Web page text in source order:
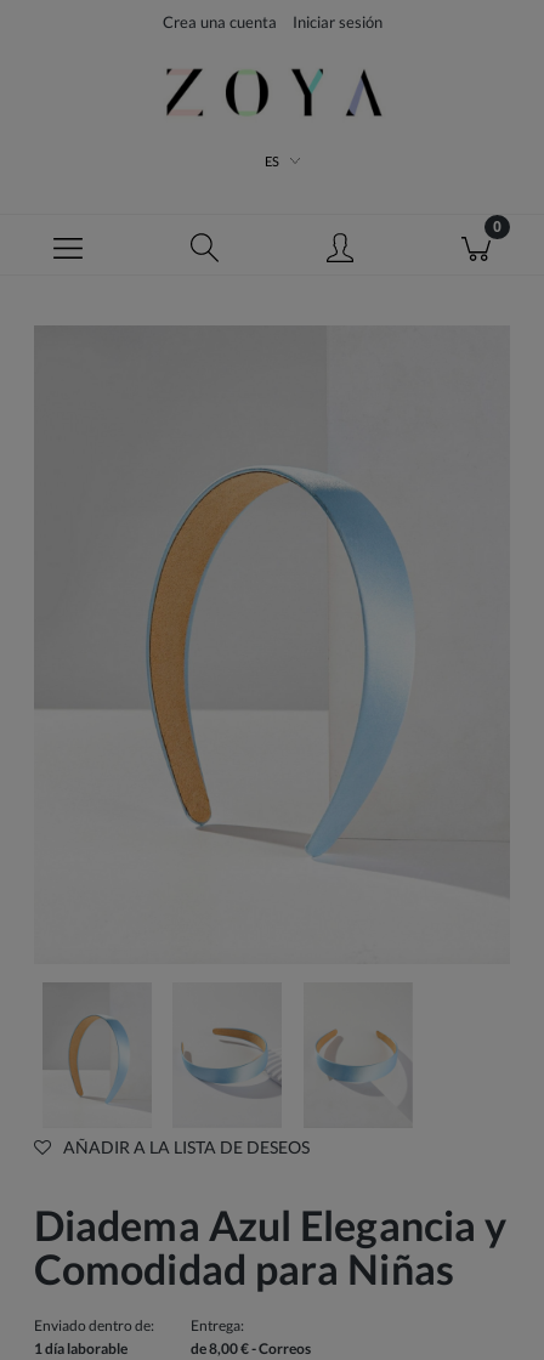
Crea una cuenta Iniciar sesión
ES
AÑADIR A LA LISTA DE DESEOS
Diadema Azul Elegancia y
Comodidad para Niñas
Enviado dentro de:
1 día laborable
Entrega:
de 8,00 €- Correos